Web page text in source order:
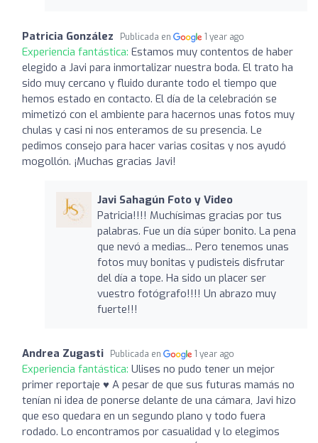
Patricia González Publicada en 1 year ago
Experiencia fantástica: Estamos muy contentos de haber
elegido a Javi para inmortalizar nuestra boda. El trato ha
sido muy cercano y fluido durante todo el tiempo que
hemos estado en contacto. El día de la celebración se
mimetizó con el ambiente para hacernos unas fotos muy
chulas y casi ni nos enteramos de su presencia. Le
pedimos consejo para hacer varias cositas y nos ayudó
mogollón. ¡Muchas gracias Javi!
Javi Sahagún Foto y Video
Patricia!!!! Muchísimas gracias por tus
palabras. Fue un día súper bonito. La pena
que nevó a medias... Pero tenemos unas
fotos muy bonitas y pudisteis disfrutar
del día a tope. Ha sido un placer ser
vuestro fotógrafo!!!! Un abrazo muy
fuerte!!!
Andrea Zugasti Publicada en 1 year ago
Experiencia fantástica: Ulises no pudo tener un mejor
primer reportaje ♥️ A pesar de que sus futuras mamás no
tenían ni idea de ponerse delante de una cámara, Javi hizo
que eso quedara en un segundo plano y todo fuera
rodado. Lo encontramos por casualidad y lo elegimos